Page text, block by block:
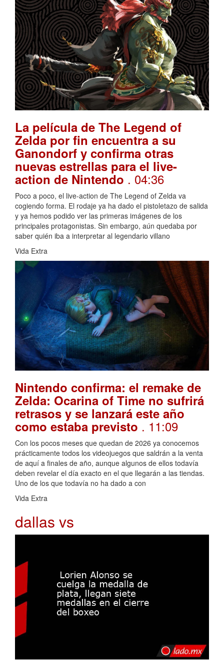
La película de The Legend of
Zelda por fin encuentra a su
Ganondorf y confirma otras
nuevas estrellas para el live-
action de Nintendo . 04:36
Poco a poco, el live-action de The Legend of Zelda va
cogiendo forma. El rodaje ya ha dado el pistoletazo de salida
y ya hemos podido ver las primeras imágenes de los
principales protagonistas. Sin embargo, aún quedaba por
saber quién iba a interpretar al legendario villano
Vida Extra
Nintendo confirma: el remake de
Zelda: Ocarina of Time no sufrirá
retrasos y se lanzará este año
como estaba previsto . 11:09
Con los pocos meses que quedan de 2026 ya conocemos
prácticamente todos los videojuegos que saldrán a la venta
de aquí a finales de año, aunque algunos de ellos todavía
deben revelar el día exacto en el que llegarán a las tiendas.
Uno de los que todavía no ha dado a con
Vida Extra
dallas vs